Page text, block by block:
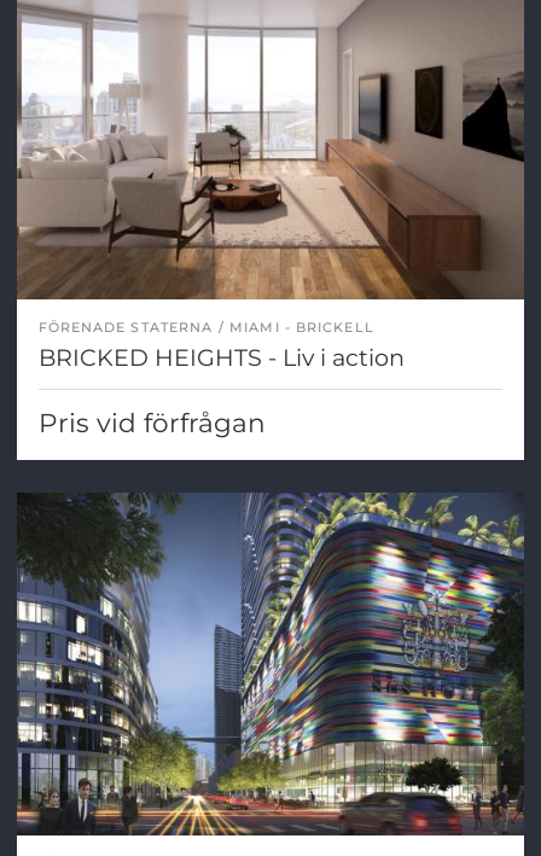
FÖRENADE STATERNA MIAMI - BRICKELL
BRICKED HEIGHTS - Liv i action
Pris vid förfrågan